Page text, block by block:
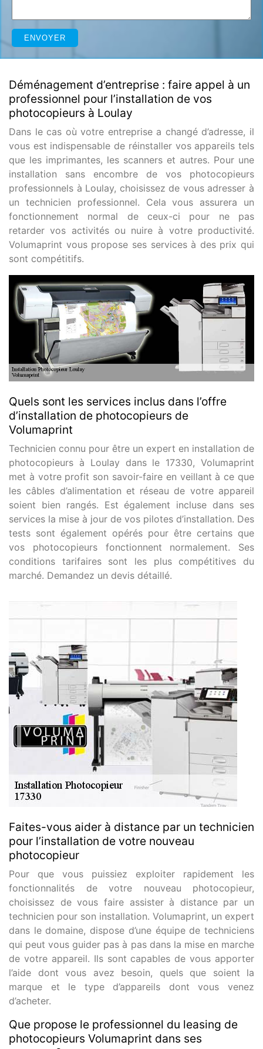
Déménagement d’entreprise : faire appel à un
professionnel pour l’installation de vos
photocopieurs à Loulay
Dans le cas où votre entreprise a changé d’adresse, il
vous est indispensable de réinstaller vos appareils tels
que les imprimantes, les scanners et autres. Pour une
installation sans encombre de vos photocopieurs
professionnels à Loulay, choisissez de vous adresser à
un technicien professionnel. Cela vous assurera un
fonctionnement normal de ceux-ci pour ne pas
retarder vos activités ou nuire à votre productivité.
Volumaprint vous propose ses services à des prix qui
sont compétitifs.
Quels sont les services inclus dans l’offre
d’installation de photocopieurs de
Volumaprint
Technicien connu pour être un expert en installation de
photocopieurs à Loulay dans le 17330, Volumaprint
met à votre profit son savoir-faire en veillant à ce que
les câbles d’alimentation et réseau de votre appareil
soient bien rangés. Est également incluse dans ses
services la mise à jour de vos pilotes d’installation. Des
tests sont également opérés pour être certains que
vos photocopieurs fonctionnent normalement. Ses
conditions tarifaires sont les plus compétitives du
marché. Demandez un devis détaillé.
Faites-vous aider à distance par un technicien
pour l’installation de votre nouveau
photocopieur
Pour que vous puissiez exploiter rapidement les
fonctionnalités de votre nouveau photocopieur,
choisissez de vous faire assister à distance par un
technicien pour son installation. Volumaprint, un expert
dans le domaine, dispose d’une équipe de techniciens
qui peut vous guider pas à pas dans la mise en marche
de votre appareil. Ils sont capables de vous apporter
l’aide dont vous avez besoin, quels que soient la
marque et le type d’appareils dont vous venez
d’acheter.
Que propose le professionnel du leasing de
photocopieurs Volumaprint dans ses